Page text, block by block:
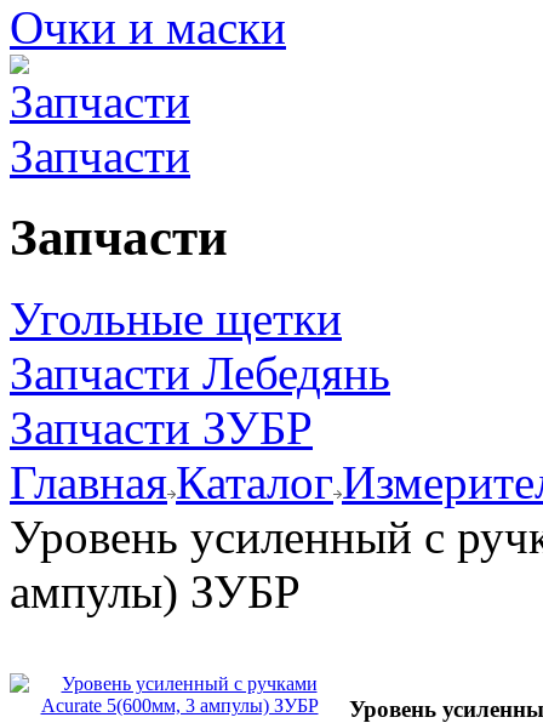
Очки и маски
Запчасти
Запчасти
Угольные щетки
Запчасти Лебедянь
Запчасти ЗУБР
ГлавнаяКаталог
Уровень усиленный с
ампулы) ЗУБР
Уровень